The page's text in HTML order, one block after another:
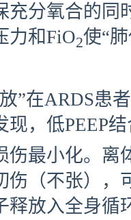
充分氧合的同
力和FiO2使“
”在ARDS患
现，低PEEP
伤最小化。离
伤（不张）
释放入全身循